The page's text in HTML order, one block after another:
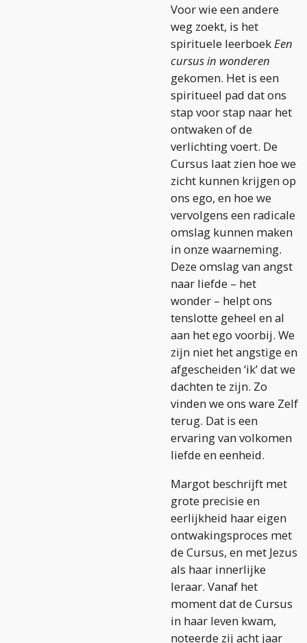
Voor wie een andere
weg zoekt, is het
spirituele leerboekEen
cursus in wonderen
gekomen. Het is een
spiritueel pad dat ons
stap voor stap naar het
ontwaken of de
verlichting voert. De
Cursus laat zien hoe we
zicht kunnen krijgen op
ons ego, en hoe we
vervolgens een radicale
omslag kunnen maken
in onze waarneming.
Deze omslag van angst
naar liefde – het
wonder – helpt ons
tenslotte geheel en al
aan het ego voorbij. We
zijn niet het angstige en
afgescheiden ‘ik’ dat we
dachten te zijn. Zo
vinden we ons ware Zelf
terug. Dat is een
ervaring van volkomen
liefde en eenheid.
Margot beschrijft met
grote precisie en
eerlijkheid haar eigen
ontwakingsproces met
de Cursus, en met Jezus
als haar innerlijke
leraar. Vanaf het
moment dat de Cursus
in haar leven kwam,
noteerde zij acht jaar